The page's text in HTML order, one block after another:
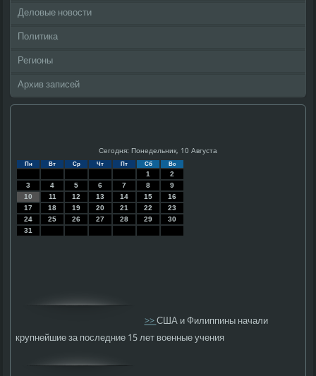
Деловые новости
Политика
Регионы
Архив записей
Сегодня: Понедельник, 10 Августа
Пн Вт Ср Чт Пт Сб Вс
1
2
3
4 5 6 7 8
9
10
11 12 13 14 15
16
17
18 19 20 21 22
23
24
25 26 27 28 29
30
31
>>США и Филиппины начали
крупнейшие за последние 15 лет военные учения